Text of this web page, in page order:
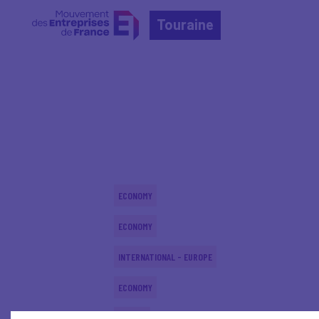
Touraine
ECONOMY
ECONOMY
INTERNATIONAL - EUROPE
ECONOMY